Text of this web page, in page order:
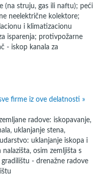
(na struju, gas ili naftu); peći
neelektrične kolektore;
i klimatizacionu
isparenja; protivpožarne
- iskop kanala za
firme iz ove delatnosti »
radove: iskopavanje,
uklanjanje stena,
uklanjanje iskopa i
osim zemljišta s
- drenažne radove